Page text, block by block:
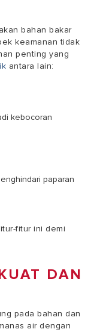
bahan bakar
keamanan tidak
penting yang
antara lain:
kebocoran
paparan
fitur ini demi
DAN
pada bahan dan
air dengan